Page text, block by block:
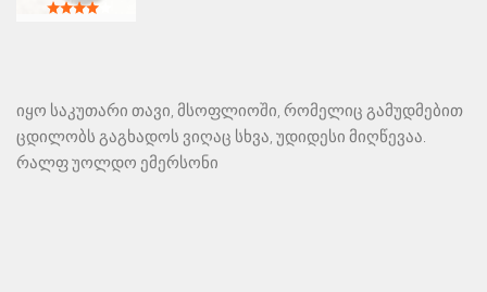
იყო საკუთარი თავი, მსოფლიოში, რომელიც გამუდმებით
ცდილობს გაგხადოს ვიღაც სხვა, უდიდესი მიღწევაა.
რალფ უოლდო ემერსონი